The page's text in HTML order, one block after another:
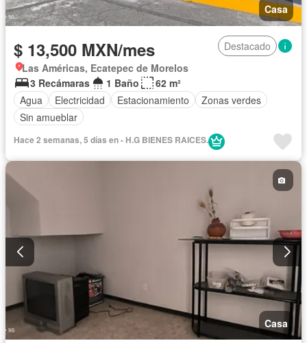
Casa
$ 13,500 MXN/mes
Destacado
Las Américas, Ecatepec de Morelos
3 Recámaras
1 Baño
62 m²
Agua
Electricidad Estacionamiento
Zonas verdes
Sin amueblar
Hace 2 semanas, 5 días en - H.G BIENES RAICES.
Casa